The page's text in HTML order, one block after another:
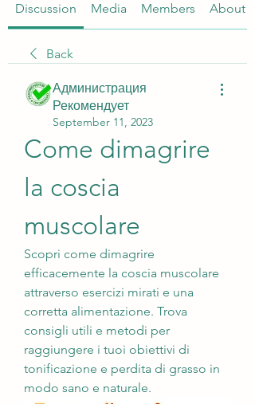
Discussion Media Members About
Back
Администрация
Рекомендует
September 11, 2023
Come dimagrire
la coscia
muscolare
Scopri come dimagrire
efficacemente la coscia muscolare
attraverso esercizi mirati e una
corretta alimentazione. Trova
consigli utili e metodi per
raggiungere i tuoi obiettivi di
tonificazione e perdita di grasso in
modo sano e naturale.